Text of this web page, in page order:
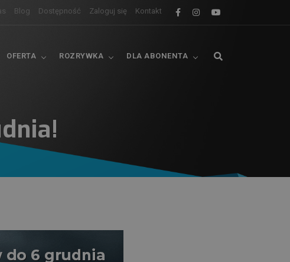
Blog Dostępność Zaloguj się Kontakt
OFERTA ROZRYWKA DLA ABONENTA